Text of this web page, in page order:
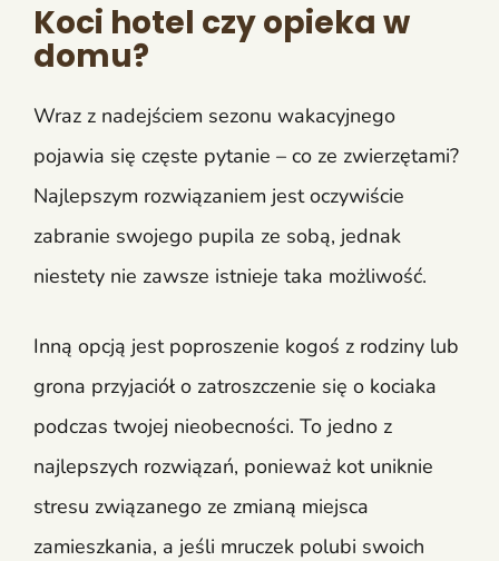
Koci hotel czy opieka w
domu?
Wraz z nadejściem sezonu wakacyjnego
pojawia się częste pytanie – co ze zwierzętami?
Najlepszym rozwiązaniem jest oczywiście
zabranie swojego pupila ze sobą, jednak
niestety nie zawsze istnieje taka możliwość.
Inną opcją jest poproszenie kogoś z rodziny lub
grona przyjaciół o zatroszczenie się o kociaka
podczas twojej nieobecności. To jedno z
najlepszych rozwiązań, ponieważ kot uniknie
stresu związanego ze zmianą miejsca
zamieszkania, a jeśli mruczek polubi swoich